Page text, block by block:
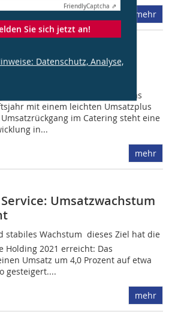
FriendlyCaptcha ⇗
Sie sich jetzt an!
Datenschutz, Analyse,
mehr
mit leichtem
Immobilienspezialist schloss das
mit einem leichten Umsatzplus
im Catering steht eine
in...
mehr
Umsatzwachstum
stabiles Wachstum  dieses Ziel hat die
Holding 2021 erreicht: Das
Umsatz um 4,0 Prozent auf etwa
gesteigert....
mehr